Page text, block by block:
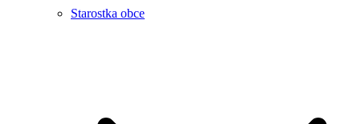
Starostka obce